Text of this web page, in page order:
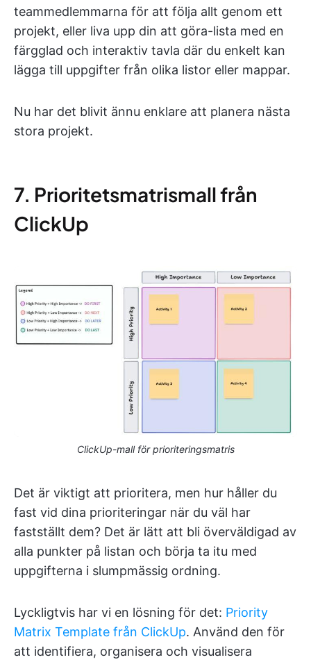
teammedlemmarna för att följa allt genom ett
projekt, eller liva upp din att göra-lista med en
färgglad och interaktiv tavla där du enkelt kan
lägga till uppgifter från olika listor eller mappar.
Nu har det blivit ännu enklare att planera nästa
stora projekt.
7. Prioritetsmatrismall från
ClickUp
ClickUp-mall för prioriteringsmatris
Det är viktigt att prioritera, men hur håller du
fast vid dina prioriteringar när du väl har
fastställt dem? Det är lätt att bli överväldigad av
alla punkter på listan och börja ta itu med
uppgifterna i slumpmässig ordning.
Lyckligtvis har vi en lösning för det: Priority
Matrix Template från ClickUp. Använd den för
att identifiera, organisera och visualisera